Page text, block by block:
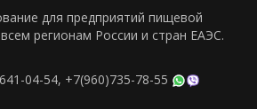
для предприятий пищевой
регионам Росcии и стран ЕАЭС.
04-54, +7(960)735-78-55